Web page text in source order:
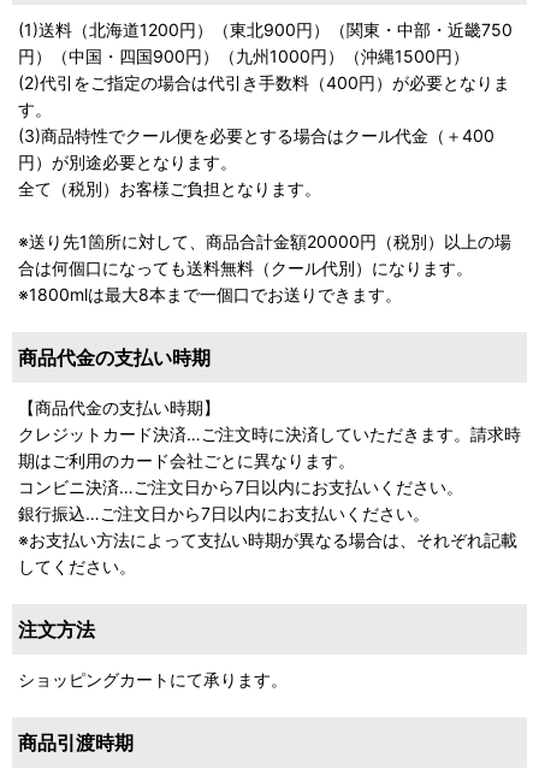
(1)送料（北海道1200円）（東北900円）（関東・中部・近畿750
円）（中国・四国900円）（九州1000円）（沖縄1500円）
(2)代引をご指定の場合は代引き手数料（400円）が必要となりま
す。
(3)商品特性でクール便を必要とする場合はクール代金（＋400
円）が別途必要となります。
全て（税別）お客様ご負担となります。
※送り先1箇所に対して、商品合計金額20000円（税別）以上の場
合は何個口になっても送料無料（クール代別）になります。
※1800mlは最大8本まで一個口でお送りできます。
商品代金の支払い時期
【商品代金の支払い時期】
クレジットカード決済…ご注文時に決済していただきます。請求時
期はご利用のカード会社ごとに異なります。
コンビニ決済…ご注文日から7日以内にお支払いください。
銀行振込…ご注文日から7日以内にお支払いください。
※お支払い方法によって支払い時期が異なる場合は、それぞれ記載
してください。
注文方法
ショッピングカートにて承ります。
商品引渡時期